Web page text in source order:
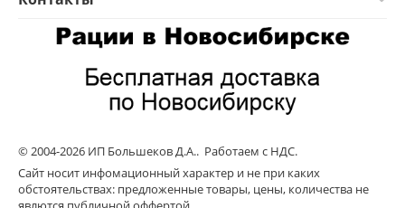
© 2004-2026 ИП Большеков Д.А.. Работаем с НДС.
Сайт носит инфомационный характер и не при каких
обстоятельствах: предложенные товары, цены, количества не